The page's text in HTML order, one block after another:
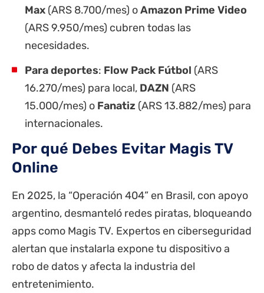
Max (ARS 8.700/mes) oAmazon Prime Video
(ARS 9.950/mes) cubren todas las
necesidades.
Para deportes: Flow Pack Fútbol (ARS
16.270/mes) para local, DAZN (ARS
15.000/mes) o Fanatiz (ARS 13.882/mes) para
internacionales.
Por qué Debes Evitar Magis TV
Online
En 2025, la “Operación 404” en Brasil, con apoyo
argentino, desmanteló redes piratas, bloqueando
apps como Magis TV. Expertos en ciberseguridad
alertan que instalarla expone tu dispositivo a
robo de datos y afecta la industria del
entretenimiento.